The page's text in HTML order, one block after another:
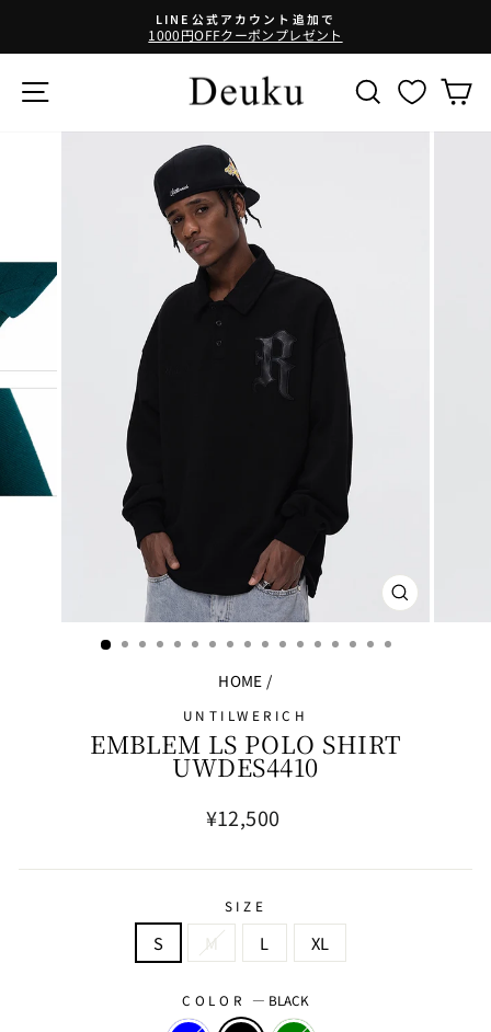
テ
LINE公式アカウント追加で
1000円OFFクーポンプレゼント
サイトナビゲーション SEARCH
閉
じ
HOME /
UNTILWERICH
EMBLEM LS POLO SHIRT
UWDES4410
通
格
¥12,500
SIZE
S M L XL
COLOR — BLACK